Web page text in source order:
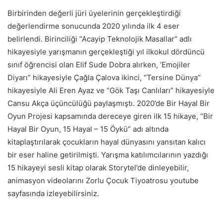
Birbirinden değerli jüri üyelerinin gerçekleştirdiği
değerlendirme sonucunda 2020 yılında ilk 4 eser
belirlendi. Birinciliği “Acayip Teknolojik Masallar” adlı
hikayesiyle yarışmanın gerçekleştiği yıl ilkokul dördüncü
sınıf öğrencisi olan Elif Sude Dobra alırken, ‘Emojiler
Diyarı” hikayesiyle Çağla Çalova ikinci, “Tersine Dünya”
hikayesiyle Ali Eren Ayaz ve “Gök Taşı Canlıları” hikayesiyle
Cansu Akça üçüncülüğü paylaşmıştı. 2020’de Bir Hayal Bir
Oyun Projesi kapsamında dereceye giren ilk 15 hikaye, “Bir
Hayal Bir Oyun, 15 Hayal – 15 Öykü” adı altında
kitaplaştırılarak çocukların hayal dünyasını yansıtan kalıcı
bir eser haline getirilmişti. Yarışma katılımcılarının yazdığı
15 hikayeyi sesli kitap olarak Storytel’de dinleyebilir,
animasyon videolarını Zorlu Çocuk Tiyoatrosu youtube
sayfasında izleyebilirsiniz.